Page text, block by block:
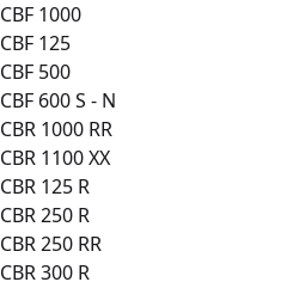
CBF 1000
CBF 125
CBF 500
CBF 600 S - N
CBR 1000 RR
CBR 1100 XX
CBR 125 R
CBR 250 R
CBR 250 RR
CBR 300 R